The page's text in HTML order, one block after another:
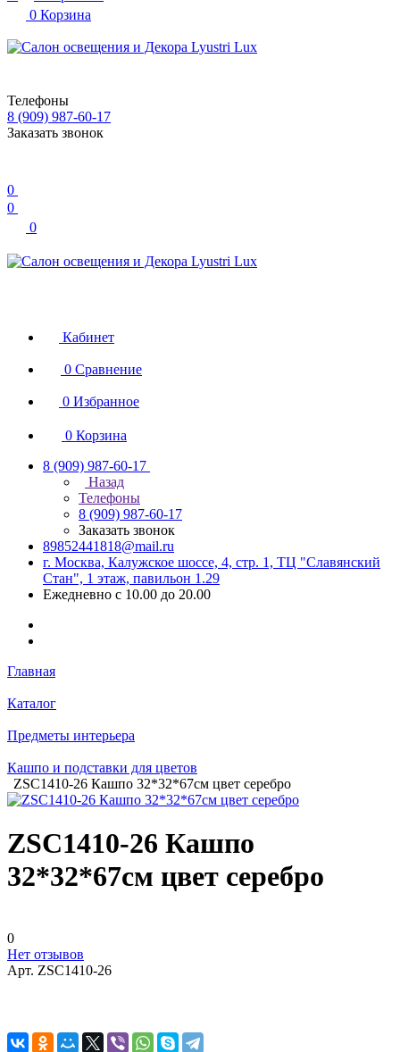
0 Корзина
Телефоны
8 (909) 987-60-17
Заказать звонок
0
0
0
Кабинет
0 Сравнение
0 Избранное
0 Корзина
8 (909) 987-60-17
Назад
Телефоны
8 (909) 987-60-17
Заказать звонок
89852441818@mail.ru
г. Москва, Калужское шоссе, 4, стр. 1, ТЦ "Славянский
Стан", 1 этаж, павильон 1.29
Ежедневно с 10.00 до 20.00
Главная
Каталог
Предметы интерьера
Кашпо и подставки для цветов
ZSC1410-26 Кашпо 32*32*67см цвет серебро
ZSC1410-26 Кашпо
32*32*67см цвет серебро
0
Нет отзывов
Арт. ZSC1410-26